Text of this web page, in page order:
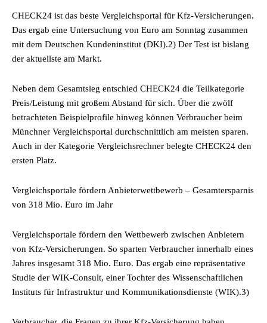
CHECK24 ist das beste Vergleichsportal für Kfz-Versicherungen.
Das ergab eine Untersuchung von Euro am Sonntag zusammen
mit dem Deutschen Kundeninstitut (DKI).2) Der Test ist bislang
der aktuellste am Markt.
Neben dem Gesamtsieg entschied CHECK24 die Teilkategorie
Preis/Leistung mit großem Abstand für sich. Über die zwölf
betrachteten Beispielprofile hinweg können Verbraucher beim
Münchner Vergleichsportal durchschnittlich am meisten sparen.
Auch in der Kategorie Vergleichsrechner belegte CHECK24 den
ersten Platz.
Vergleichsportale fördern Anbieterwettbewerb – Gesamtersparnis
von 318 Mio. Euro im Jahr
Vergleichsportale fördern den Wettbewerb zwischen Anbietern
von Kfz-Versicherungen. So sparten Verbraucher innerhalb eines
Jahres insgesamt 318 Mio. Euro. Das ergab eine repräsentative
Studie der WIK-Consult, einer Tochter des Wissenschaftlichen
Instituts für Infrastruktur und Kommunikationsdienste (WIK).3)